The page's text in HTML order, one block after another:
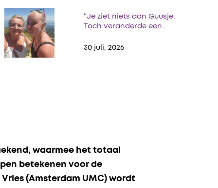
“Je ziet niets aan Guusje.
Toch veranderde een…
30 juli, 2026
waarmee het totaal
betekenen voor de
(Amsterdam UMC) wordt